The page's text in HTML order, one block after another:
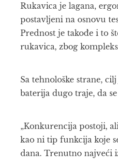
Rukavica je lagana,
postavljeni na osnovu
Prednost je takođe i to
rukavica, zbog
Sa tehnološke strane,
baterija dugo traje, da
„Konkurencija postoji,
kao ni tip funkcija koje
dana. Trenutno najveći